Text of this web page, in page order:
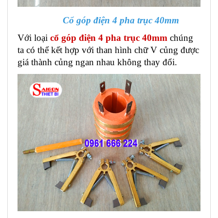
Cổ góp điện 4 pha trục 40mm
Với loại cổ góp điện 4 pha trục 40mm chúng
ta có thể kết hợp với than hình chữ V củng được
giá thành củng ngan nhau không thay đổi.